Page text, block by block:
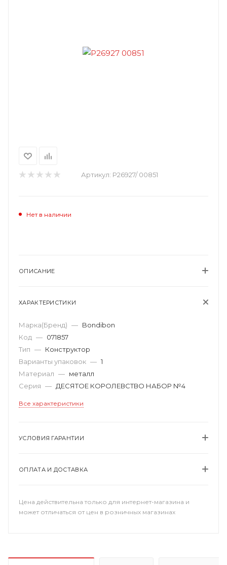
Артикул: Р26927/ 00851
Нет в наличии
ОПИСАНИЕ
ХАРАКТЕРИСТИКИ
Марка(Бренд) — Bondibon
Код — 071857
Тип — Конструктор
Варианты упаковок — 1
Материал — металл
Серия — ДЕСЯТОЕ КОРОЛЕВСТВО НАБОР №4
Все характеристики
УСЛОВИЯ ГАРАНТИИ
ОПЛАТА И ДОСТАВКА
Цена действительна только для интернет-магазина и
может отличаться от цен в розничных магазинах